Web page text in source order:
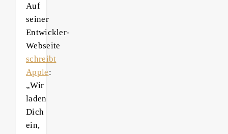
Auf
seiner
Entwickler-
Webseite
schreibt
Apple:
„Wir
laden
Dich
ein,